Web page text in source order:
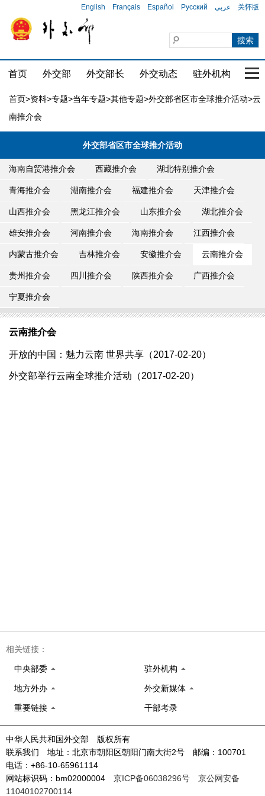
English Français Español Русский عربي 关怀版
首页 外交部 外交部长 外交动态 驻外机构 国
首页>资料>专题>当年专题>其他专题>外交部省区市全球推介活动>云
南推介会
外交部省区市全球推介活动
海南自贸港推介会 西藏推介会 湖北特别推介会
青海推介会 湖南推介会 福建推介会 天津推介会
山西推介会 黑龙江推介会 山东推介会 湖北推介会
雄安推介会 河南推介会 海南推介会 江西推介会
内蒙古推介会 吉林推介会 安徽推介会 云南推介会
贵州推介会 四川推介会 陕西推介会 广西推介会
宁夏推介会
云南推介会
开放的中国：魅力云南 世界共享（2017-02-20）
外交部举行云南全球推介活动（2017-02-20）
相关链接：
中央部委 驻外机构
地方外办 外交新媒体
重要链接 干部考录
中华人民共和国外交部 版权所有
联系我们 地址：北京市朝阳区朝阳门南大街2号 邮编：100701
电话：+86-10-65961114
网站标识码：bm02000004 京ICP备06038296号
京公网安备
11040102700114